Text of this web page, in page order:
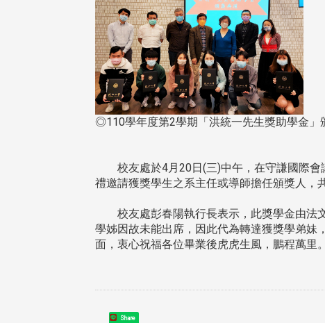
◎110學年度第2學期「洪統一先生獎助學金」
校友處於4月20日(三)中午，在守謙國際會
禮邀請獲獎學生之系主任或導師擔任頒獎人，
校友處彭春陽執行長表示，此獎學金由法文
學姊因故未能出席，因此代為轉達獲獎學弟妹
面，衷心祝福各位畢業後虎虎生風，鵬程萬里
Share